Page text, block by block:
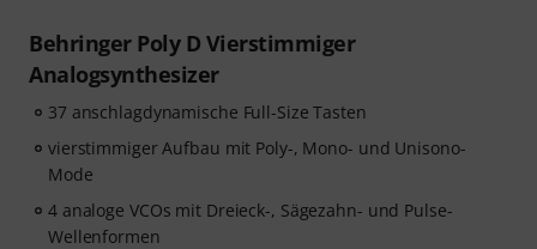
Behringer Poly D Vierstimmiger
Analogsynthesizer
37 anschlagdynamische Full-Size Tasten
vierstimmiger Aufbau mit Poly-, Mono- und Unisono-
Mode
4 analoge VCOs mit Dreieck-, Sägezahn- und Pulse-
Wellenformen